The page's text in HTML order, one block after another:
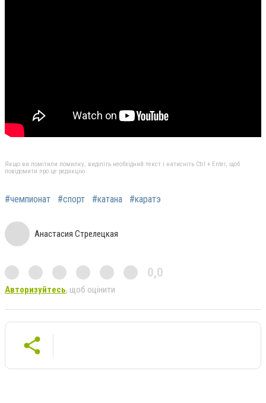
Якщо ви помітили помилку, виділіть необхідний текст і натисніть Ctrl + Enter, щоб
повідомити про це редакцію
#чемпионат #спорт #катана #каратэ
Анастасия Стрелецкая
0,0
Авторизуйтесь, щоб оцінити